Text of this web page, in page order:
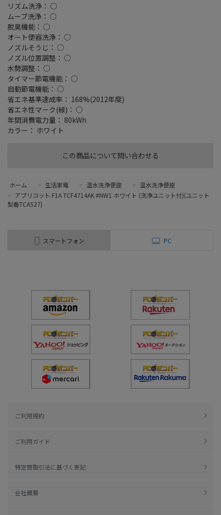
この商品について問い合わせる
リズム洗浄： ○
ムーブ洗浄： ○
脱臭機能： ○
オート便器洗浄： ○
ノズルそうじ： ○
ノズル位置調整： ○
水勢調整： ○
タイマー節電機能： ○
自動節電機能： ○
省エネ基準達成率： 168%(2012年度)
省エネ性マーク(緑)： ○
年間消費電力量： 80kWh
カラー： ホワイト
ホーム > 生活家電 > 温水洗浄便座 > 温水洗浄便座
> アプリコット F1A TCF4714AK #NW1 ホワイト (洗浄ユニット付)(ユニット
型番TCA527)
スマートフォン PC
ご利用規約
ご利用ガイド
特定商取引法に基づく表記
会社概要